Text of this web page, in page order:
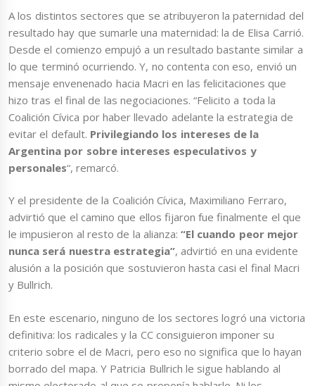
A los distintos sectores que se atribuyeron la paternidad del
resultado hay que sumarle una maternidad: la de Elisa Carrió.
Desde el comienzo empujó a un resultado bastante similar a
lo que terminó ocurriendo. Y, no contenta con eso, envió un
mensaje envenenado hacia Macri en las felicitaciones que
hizo tras el final de las negociaciones. “Felicito a toda la
Coalición Cívica por haber llevado adelante la estrategia de
evitar el default. Privilegiando los intereses de la
Argentina por sobre intereses especulativos y
personales“, remarcó.
Y el presidente de la Coalición Cívica, Maximiliano Ferraro,
advirtió que el camino que ellos fijaron fue finalmente el que
le impusieron al resto de la alianza:“El cuando peor mejor
nunca será nuestra estrategia”, advirtió en una evidente
alusión a la posición que sostuvieron hasta casi el final Macri
y Bullrich.
En este escenario, ninguno de los sectores logró una victoria
definitiva: los radicales y la CC consiguieron imponer su
criterio sobre el de Macri, pero eso no significa que lo hayan
borrado del mapa. Y Patricia Bullrich le sigue hablando al